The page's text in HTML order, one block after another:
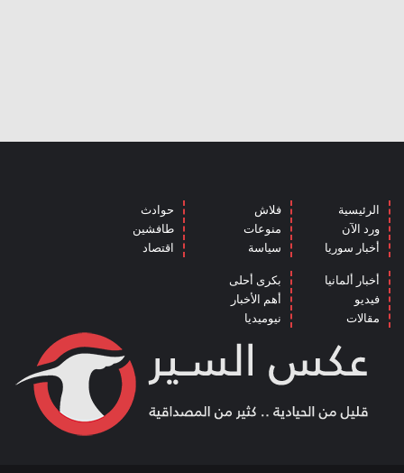
الرئيسية
ورد الآن
أخبار سوريا
فلاش
منوعات
سياسة
حوادث
طافشين
اقتصاد
أخبار ألمانيا
فيديو
مقالات
بكرى أحلى
أهم الأخبار
نيوميديا